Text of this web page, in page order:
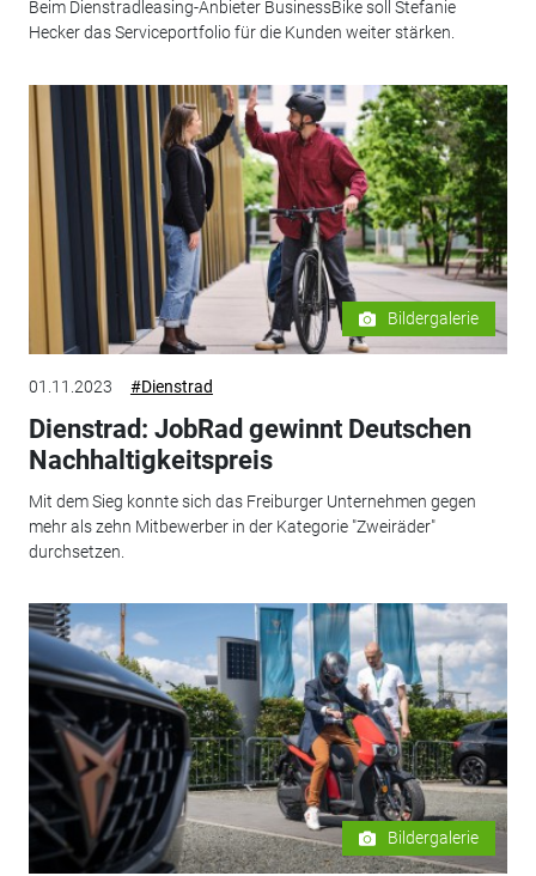
Beim Dienstradleasing-Anbieter BusinessBike soll Stefanie
Hecker das Serviceportfolio für die Kunden weiter stärken.
Bildergalerie
01.11.2023 #Dienstrad
Dienstrad: JobRad gewinnt Deutschen
Nachhaltigkeitspreis
Mit dem Sieg konnte sich das Freiburger Unternehmen gegen
mehr als zehn Mitbewerber in der Kategorie "Zweiräder"
durchsetzen.
Bildergalerie